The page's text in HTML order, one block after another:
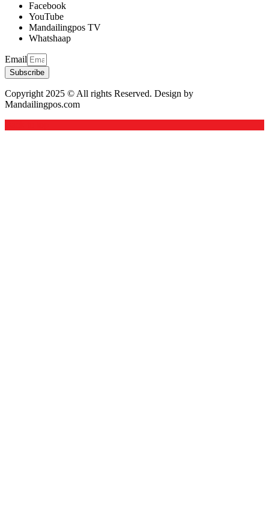
Facebook
YouTube
Mandailingpos TV
Whatshaap
Email
Subscribe
Copyright 2025 © All rights Reserved. Design by
Mandailingpos.com